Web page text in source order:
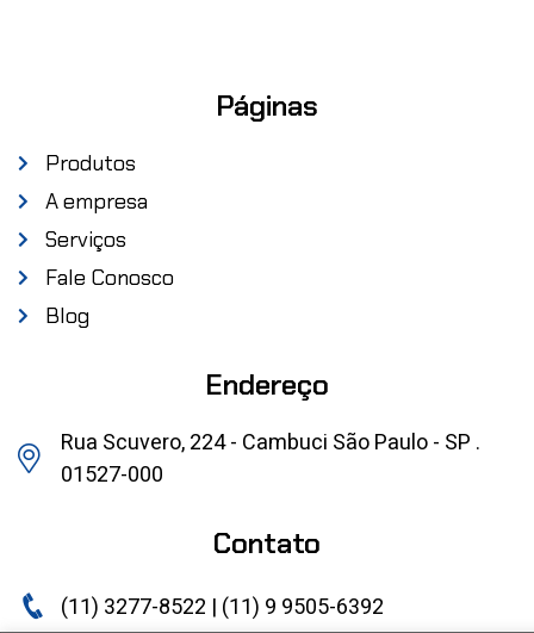
Páginas
Produtos
A empresa
Serviços
Fale Conosco
Blog
Endereço
Rua Scuvero, 224 - Cambuci São Paulo - SP .
01527-000
Contato
(11) 3277-8522 | (11) 9 9505-6392